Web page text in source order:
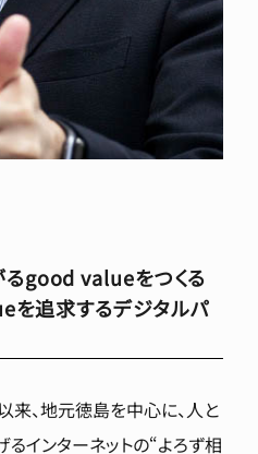
good valueをつくる
追求するデジタルパ
、地元徳島を中心に、人と
るインターネットの“よろず相